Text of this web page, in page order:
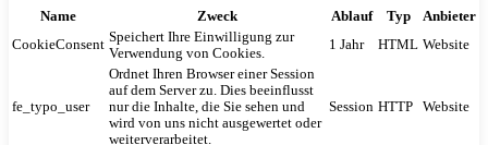
Name Zweck Ablauf Typ
Anbieter
CookieConsent Speichert Ihre Einwilligung zur
Verwendung von Cookies.
1 Jahr HTML Website
fe_typo_user
Ordnet Ihren Browser einer Session
auf dem Server zu. Dies beeinflusst
nur die Inhalte, die Sie sehen und
wird von uns nicht ausgewertet oder
weiterverarbeitet.
Session HTTP Website